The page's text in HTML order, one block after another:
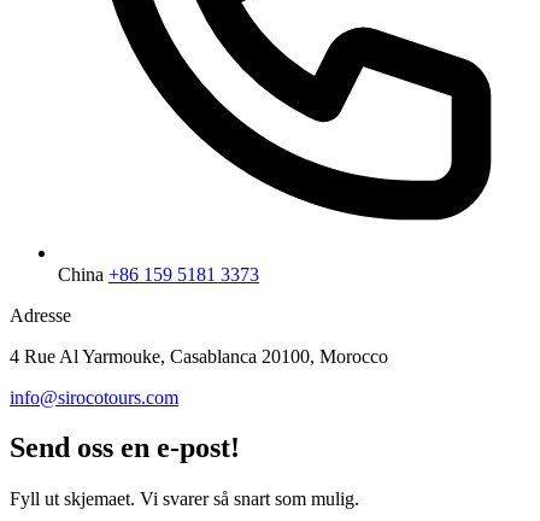
China +86 159 5181 3373
Adresse
4 Rue Al Yarmouke, Casablanca 20100, Morocco
info@sirocotours.com
Send oss en e-post!
Fyll ut skjemaet. Vi svarer så snart som mulig.